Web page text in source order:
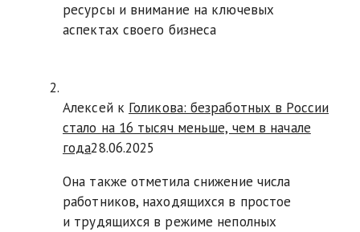
ресурсы и внимание на ключевых
аспектах своего бизнеса
Алексей к Голикова: безработных в России
стало на 16 тысяч меньше, чем в начале
года28.06.2025
Она также отметила снижение числа
работников, находящихся в простое
и трудящихся в режиме неполных